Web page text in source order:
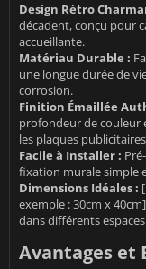
Design Rétro
décadent, conçu pour
accueillante.
Matériau Durable :
une longue durée de
corrosion.
Finition Émaillée
profondeur de couleur
les plaques
Facile à Installer :
fixation murale simple
Dimensions Idéales :
exemple : 30cm x
dans différents
Avantages et